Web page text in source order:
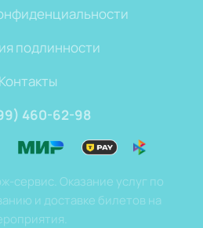
подлинности
Контакты
460-62-98
сервис. Оказание услуг по
и доставке билетов на